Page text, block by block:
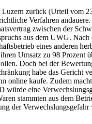
zurück (Urteil vom
Verfahren
zwischen der
aus dem UWG.
eines anderen
Umsatz zu 98 Prozent
Doch bei der
habe das Gericht
kaufe. Zudem
eine
stammten aus dem
der Verwechslungsgefahr